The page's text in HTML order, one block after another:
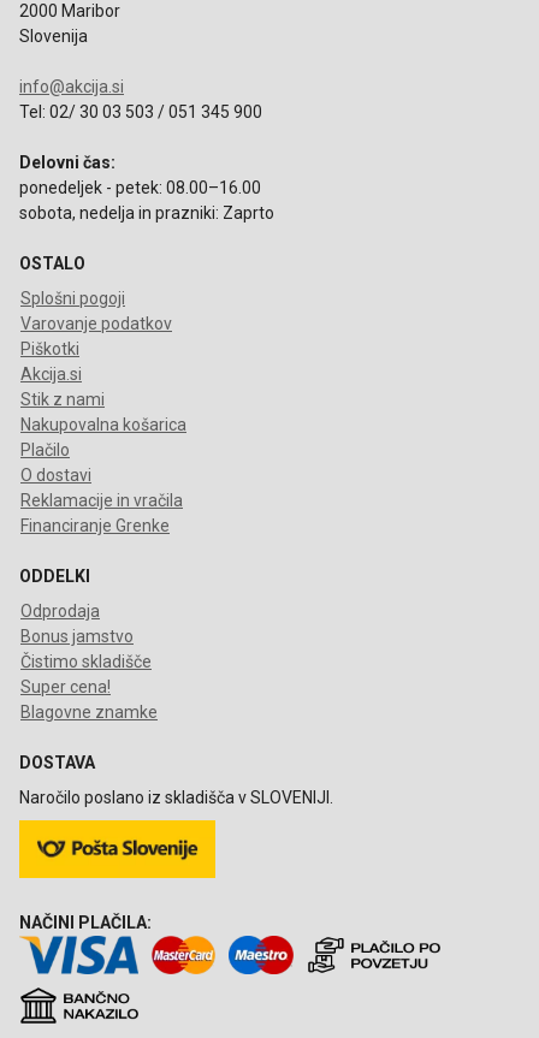
2000 Maribor
Slovenija
info@akcija.si
Tel: 02/ 30 03 503 / 051 345 900
Delovni čas:
ponedeljek - petek: 08.00–16.00
sobota, nedelja in prazniki: Zaprto
OSTALO
Splošni pogoji
Varovanje podatkov
Piškotki
Akcija.si
Stik z nami
Nakupovalna košarica
Plačilo
O dostavi
Reklamacije in vračila
Financiranje Grenke
ODDELKI
Odprodaja
Bonus jamstvo
Čistimo skladišče
Super cena!
Blagovne znamke
DOSTAVA
Naročilo poslano iz skladišča v SLOVENIJI.
NAČINI PLAČILA: